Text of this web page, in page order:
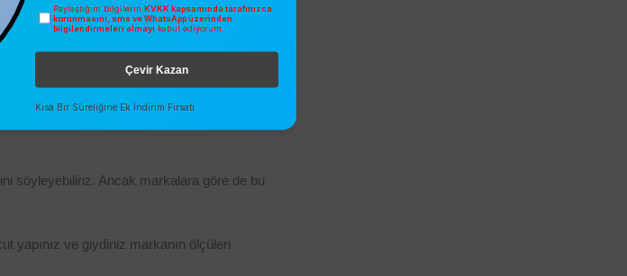
uygun olabilir. Tabii ki herkesin vücut yapısı
bir cevap vermek yanlış olur. Bu nedenle
söyleyebiliriz. Ancak markalara göre de bu
yapınız ve giydiniz markanın ölçüleri
Paylaştığım bilgilerin KVKK kapsamında tarafınızca
korunmasını, sms ve WhatsApp üzerinden
bilgilendirmeleri almayı kabul ediyorum.
Çevir Kazan
Kısa Bir Süreliğine Ek İndirim Fırsatı